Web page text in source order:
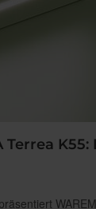
Terrea K55: